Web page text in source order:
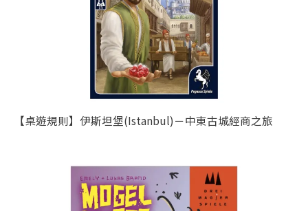
【桌遊規則】伊斯坦堡(Istanbul)－中東古城經商之旅